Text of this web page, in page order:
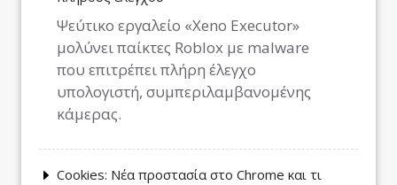
Ψεύτικο εργαλείο «Xeno Executor»
μολύνει παίκτες Roblox με malware
που επιτρέπει πλήρη έλεγχο
υπολογιστή, συμπεριλαμβανομένης
κάμερας.
Cookies: Νέα προστασία στο Chrome και τι